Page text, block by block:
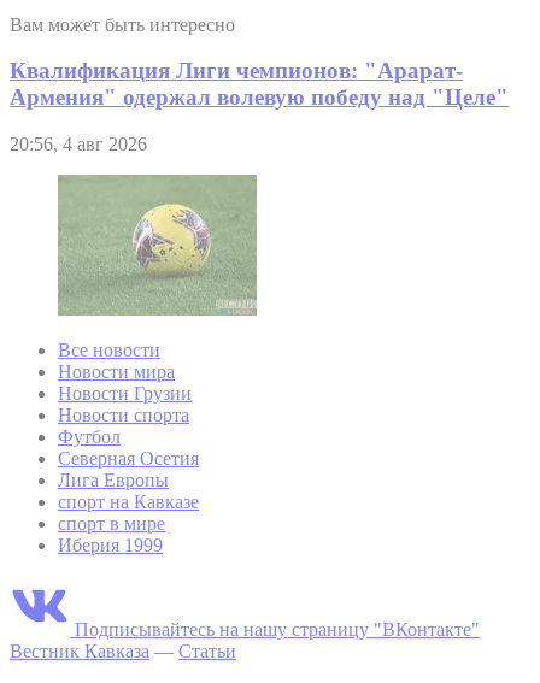
Вам может быть интересно
Квалификация Лиги чемпионов: "Арарат-
Армения" одержал волевую победу над "Целе"
20:56, 4 авг 2026
Все новости
Новости мира
Новости Грузии
Новости спорта
Футбол
Северная Осетия
Лига Европы
спорт на Кавказе
спорт в мире
Иберия 1999
Подписывайтесь на нашу страницу "ВКонтакте"
Вестник Кавказа — Статьи